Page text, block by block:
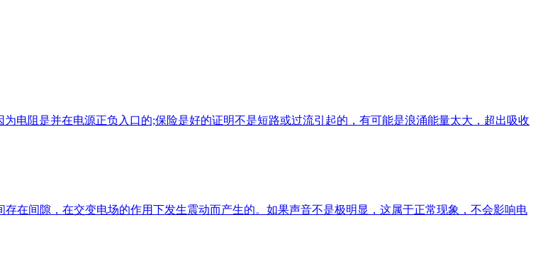
电阻是并在电源正负入口的;保险是好的证明不是短路或过流引起的，有可能是浪涌能量太大，超出吸收
在间隙，在交变电场的作用下发生震动而产生的。如果声音不是极明显，这属于正常现象，不会影响电